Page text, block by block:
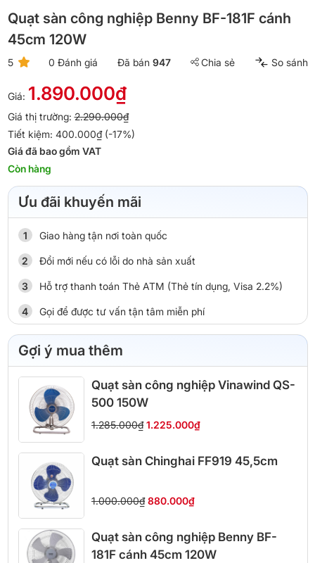
Quạt sàn công nghiệp Benny BF-181F cánh
45cm 120W
5 0 Đánh giá Đã bán 947 Chia sẻ So sánh
Giá: 1.890.000₫
Giá thị trường:2.290.000₫
Tiết kiệm: 400.000₫ (-17%)
Giá đã bao gồm VAT
Còn hàng
Ưu đãi khuyến mãi
Giao hàng tận nơi toàn quốc
Đổi mới nếu có lỗi do nhà sản xuất
Hỗ trợ thanh toán Thẻ ATM (Thẻ tín dụng, Visa 2.2%)
Gọi để được tư vấn tận tâm miễn phí
Gợi ý mua thêm
Quạt sàn công nghiệp Vinawind QS-
500 150W
1.285.000₫ 1.225.000₫
Quạt sàn Chinghai FF919 45,5cm
1.000.000₫ 880.000₫
Quạt sàn công nghiệp Benny BF-
181F cánh 45cm 120W